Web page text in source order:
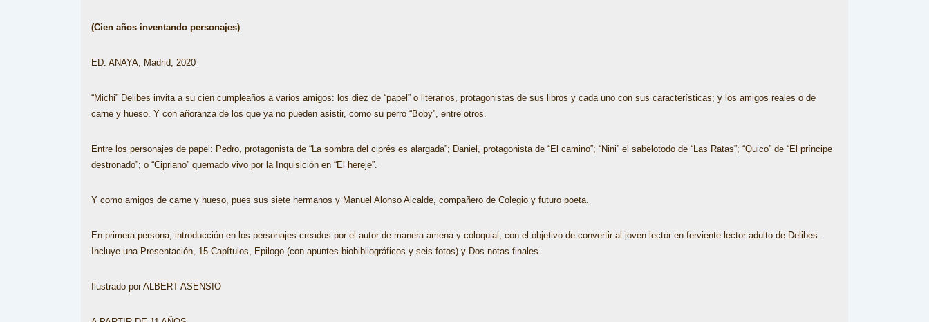
(Cien años inventando personajes)
ED. ANAYA, Madrid, 2020
“Michi” Delibes invita a su cien cumpleaños a varios amigos: los diez de “papel” o literarios, protagonistas de sus libros y cada uno con sus características; y los amigos reales o de
carne y hueso. Y con añoranza de los que ya no pueden asistir, como su perro “Boby”, entre otros.
Entre los personajes de papel: Pedro, protagonista de “La sombra del ciprés es alargada”; Daniel, protagonista de “El camino”; “Nini” el sabelotodo de “Las Ratas”; “Quico” de “El príncipe
destronado”; o “Cipriano” quemado vivo por la Inquisición en “El hereje”.
Y como amigos de carne y hueso, pues sus siete hermanos y Manuel Alonso Alcalde, compañero de Colegio y futuro poeta.
En primera persona, introducción en los personajes creados por el autor de manera amena y coloquial, con el objetivo de convertir al joven lector en ferviente lector adulto de Delibes.
Incluye una Presentación, 15 Capítulos, Epilogo (con apuntes biobibliográficos y seis fotos) y Dos notas finales.
Ilustrado por ALBERT ASENSIO